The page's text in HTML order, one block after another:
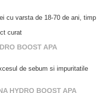
cu varsta de 18-70 de ani, timp
curat
BOOST APA
de sebum si impuritatile
HYDRO BOOST APA